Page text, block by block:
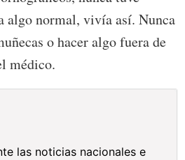
algo normal, vivía así. Nunca
o hacer algo fuera de
médico.
las noticias nacionales e